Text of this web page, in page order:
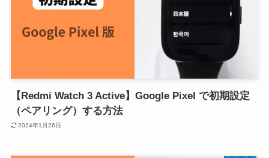
【Redmi Watch 3 Active】Google Pixel で初期設定
（ペアリング）する方法
2024年1月26日